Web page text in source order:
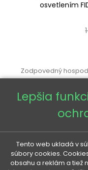
osvetlením
Zodpovedný
VENETI
Lepšia
Tento web ukladá v
súbory cookies.
obsahu a reklám a tiež